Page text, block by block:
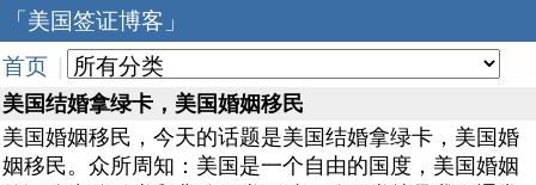
「美国签证博客」
首页
美国结婚拿绿卡，美国婚姻移民
美国婚姻移民，今天的话题是美国结婚拿绿卡，美国婚
姻移民。众所周知：美国是一个自由的国度，美国婚姻